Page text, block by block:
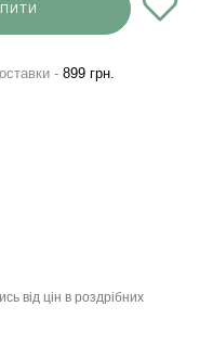
- 899 грн.
від цін в роздрібних